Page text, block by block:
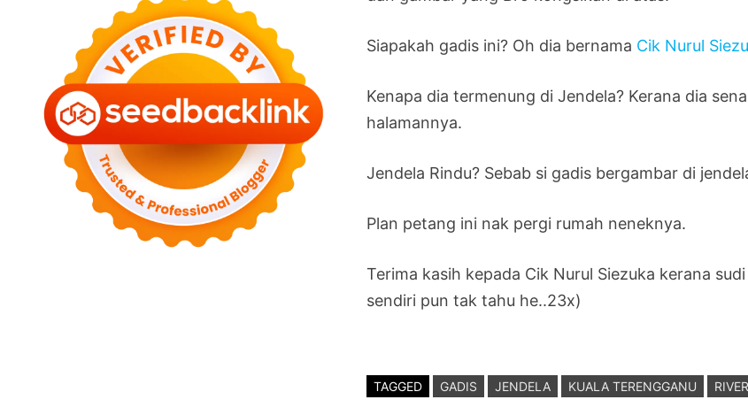
Siapakah gadis ini? Oh dia bernama Cik Nurul
Kenapa dia termenung di Jendela? Kerana dia
halamannya.
Jendela Rindu? Sebab si gadis bergambar di
Plan petang ini nak pergi rumah neneknya.
Terima kasih kepada Cik Nurul Siezuka kerana
sendiri pun tak tahu he..23x)
TAGGED GADIS JENDELA KUALA TERENGGANU